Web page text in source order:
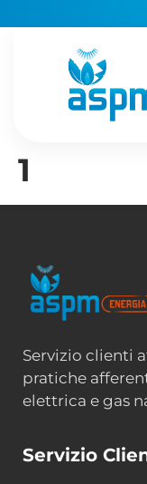
1
Servizio clienti
pratiche
elettrica e gas
Servizio